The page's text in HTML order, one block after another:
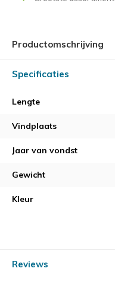
Productomschrijving
Specificaties
Lengte
Vindplaats
Jaar van vondst
Gewicht
Kleur
Reviews